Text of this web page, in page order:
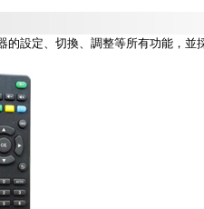
設定、切換、調整等所有功能，並